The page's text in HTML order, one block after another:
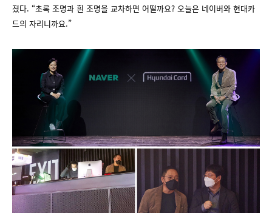
졌다. “초록 조명과 흰 조명을 교차하면 어떨까요? 오늘은 네이버와 현대카
드의 자리니까요.”